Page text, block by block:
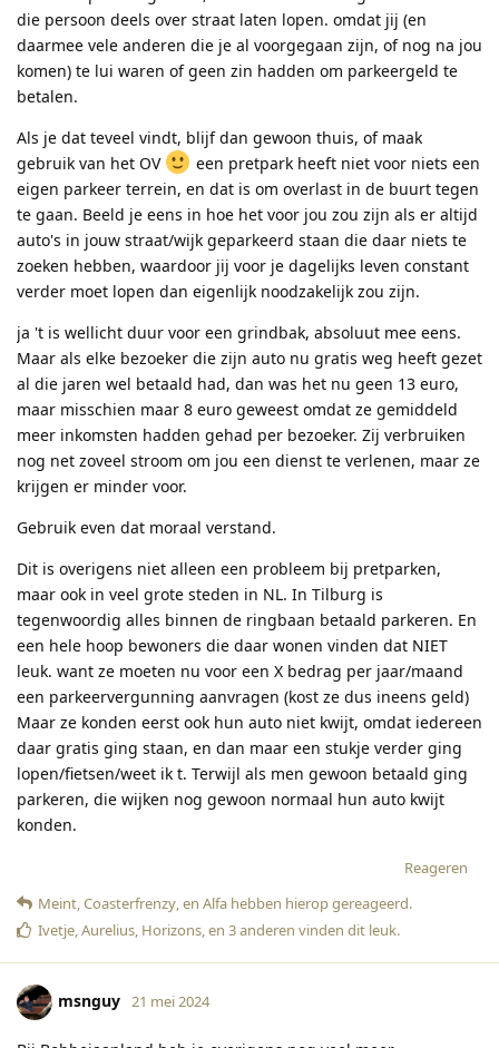
die persoon deels over straat laten lopen. omdat jij (en
daarmee vele anderen die je al voorgegaan zijn, of nog na jou
komen) te lui waren of geen zin hadden om parkeergeld te
betalen.
Als je dat teveel vindt, blijf dan gewoon thuis, of maak
gebruik van het OV
een pretpark heeft niet voor niets een
eigen parkeer terrein, en dat is om overlast in de buurt tegen
te gaan. Beeld je eens in hoe het voor jou zou zijn als er altijd
auto's in jouw straat/wijk geparkeerd staan die daar niets te
zoeken hebben, waardoor jij voor je dagelijks leven constant
verder moet lopen dan eigenlijk noodzakelijk zou zijn.
ja 't is wellicht duur voor een grindbak, absoluut mee eens.
Maar als elke bezoeker die zijn auto nu gratis weg heeft gezet
al die jaren wel betaald had, dan was het nu geen 13 euro,
maar misschien maar 8 euro geweest omdat ze gemiddeld
meer inkomsten hadden gehad per bezoeker. Zij verbruiken
nog net zoveel stroom om jou een dienst te verlenen, maar ze
krijgen er minder voor.
Gebruik even dat moraal verstand.
Dit is overigens niet alleen een probleem bij pretparken,
maar ook in veel grote steden in NL. In Tilburg is
tegenwoordig alles binnen de ringbaan betaald parkeren. En
een hele hoop bewoners die daar wonen vinden dat NIET
leuk. want ze moeten nu voor een X bedrag per jaar/maand
een parkeervergunning aanvragen (kost ze dus ineens geld)
Maar ze konden eerst ook hun auto niet kwijt, omdat iedereen
daar gratis ging staan, en dan maar een stukje verder ging
lopen/fietsen/weet ik t. Terwijl als men gewoon betaald ging
parkeren, die wijken nog gewoon normaal hun auto kwijt
konden.
Reageren
Meint,Coasterfrenzy, en Alfa hebben hierop gereageerd.
Ivetje,Aurelius, Horizons, en 3anderen vinden dit leuk.
msnguy 21 mei 2024